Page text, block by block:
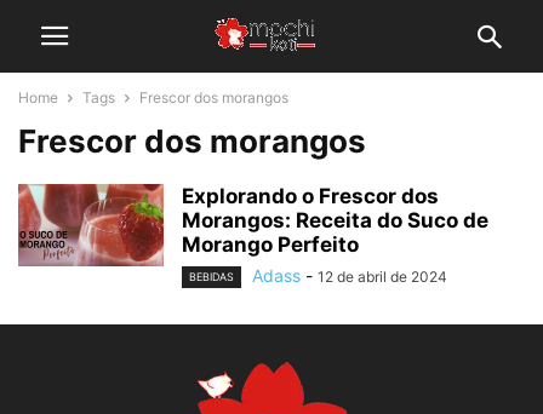
Home Tags Frescor dos morangos
Frescor dos morangos
Explorando o Frescor dos
Morangos: Receita do Suco de
Morango Perfeito
BEBIDAS Adass - 12 de abril de 2024